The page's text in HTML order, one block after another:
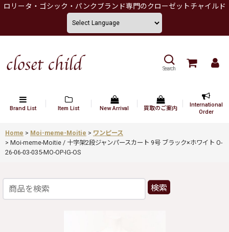
ロリータ・ゴシック・パンクブランド専門のクローゼットチャイルド
Search
Brand List Item List New Arrival 買取のご案内
International
Order
Home > Moi-meme-Moitie > ワンピース
> Moi-meme-Moitie / 十字架2段ジャンパースカート 9号 ブラック×ホワイト O-
26-06-03-035-MO-OP-IG-OS
検索